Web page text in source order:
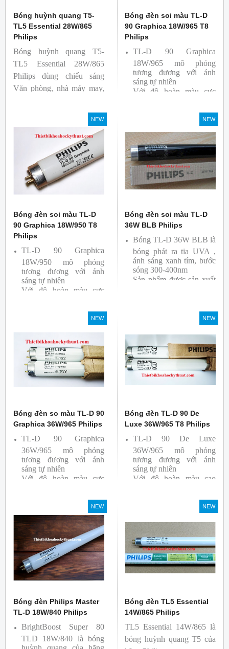
Bóng huỳnh quang T5-
TL5 Essential 28W/865
Philips
Bóng huỳnh quang T5-
TL5 Essential 28W/865
Philips dùng chiếu sáng
Văn phòng, nhà máy may,
Bóng đèn soi màu TL-D
90 Graphica 18W/965 T8
Philips
TL-D 90 Graphica
18W/965 mô phỏng
tương đương với ánh
sáng tự nhiên
Với độ hoàn màu cực
Sản phẩm được sản xuất
bởi hãng Philips, xuất xứ
Ba lan
NEW
Bóng đèn soi màu TL-D
90 Graphica 18W/950 T8
Philips
TL-D 90 Graphica
18W/950 mô phỏng
tương đương với ánh
sáng tự nhiên
Với độ hoàn màu cực
Sản phẩm được sản xuất
bởi hãng Philips, xuất xứ
Ba lan
NEW
Bóng đèn soi màu TL-D
36W BLB Philips
Bóng TL-D 36W BLB là
bóng phát ra tia UVA ,
ánh sáng xanh tím, bước
sóng 300-400nm
Sản phẩm được sản xuất
NEW
Bóng đèn so màu TL-D 90
Graphica 36W/965 Philips
TL-D 90 Graphica
36W/965 mô phỏng
tương đương với ánh
sáng tự nhiên
Với độ hoàn màu cực
Sản phẩm được sản xuất
bởi hãng Philips, xuất xứ
Ba lan
NEW
Bóng đèn TL-D 90 De
Luxe 36W/965 T8 Philips
TL-D 90 De Luxe
36W/965 mô phỏng
tương đương với ánh
sáng tự nhiên
Với độ hoàn màu cao
Sản phẩm được sản xuất
NEW
Bóng đèn Philips Master
TL-D 18W/840 Philips
BrightBoost Super 80
TLD 18W/840 là bóng
huỳnh quang của hãng
NEW
Bóng đèn TL5 Essential
14W/865 Philips
TL5 Essential 14W/865 là
bóng huỳnh quang T5 của